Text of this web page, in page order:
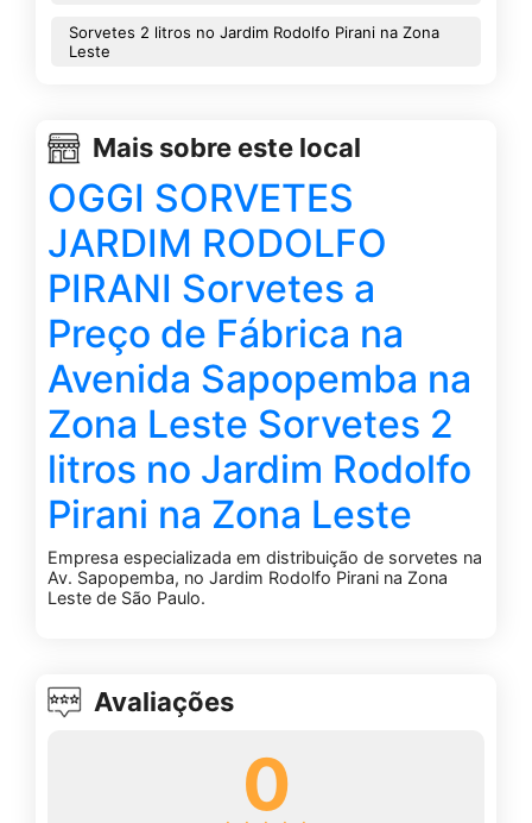
Sorvetes 2 litros no Jardim Rodolfo Pirani na Zona
Leste
Mais sobre este local
OGGI SORVETES
JARDIM RODOLFO
PIRANI Sorvetes a
Preço de Fábrica na
Avenida Sapopemba na
Zona Leste Sorvetes 2
litros no Jardim Rodolfo
Pirani na Zona Leste
Empresa especializada em distribuição de sorvetes na
Av. Sapopemba, no Jardim Rodolfo Pirani na Zona
Leste de São Paulo.
Avaliações
0